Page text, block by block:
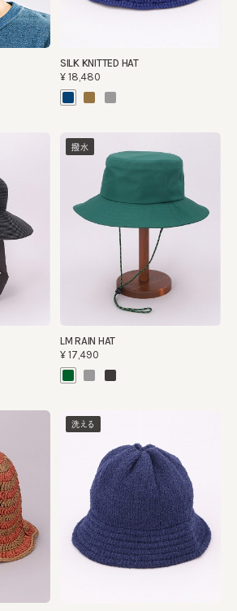
SILK KNITTED HAT
¥18,480
撥水
LM RAIN HAT
¥17,490
洗える